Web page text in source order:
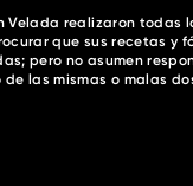
Velada realizaron todas
que sus recetas y
pero no asumen
las mismas o malas